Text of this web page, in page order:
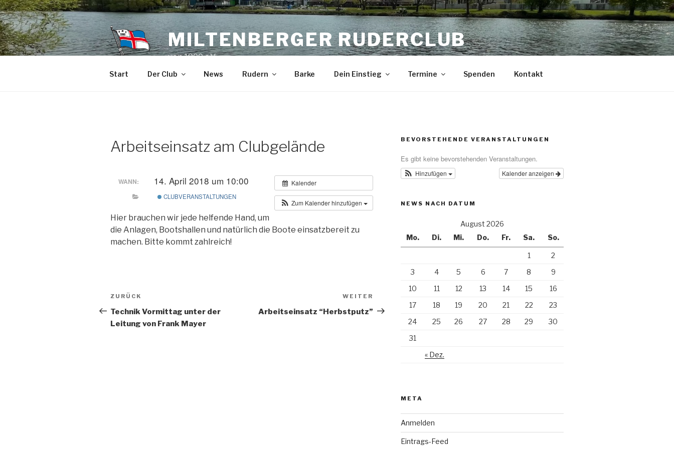
Zum
Inhalt
springen
MILTENBERGER RUDERCLUB
von 1900 e.V.
Start Der Club News Rudern Barke Dein Einstieg Termine Spenden Kontakt
Arbeitseinsatz am Clubgelände
Kalender
Zum Kalender hinzufügen
WANN: 14. April 2018 um 10:00
CLUBVERANSTALTUNGEN
Hier brauchen wir jede helfende Hand, um
die Anlagen, Bootshallen und natürlich die Boote einsatzbereit zu
machen. Bitte kommt zahlreich!
Beitragsnavigation
Vorheriger
Beitrag
ZURÜCK
Technik Vormittag unter der
Leitung von Frank Mayer
Beitrag
WEITER
Arbeitseinsatz “Herbstputz”
BEVORSTEHENDE VERANSTALTUNGEN
Es gibt keine bevorstehenden Veranstaltungen.
Kalender anzeigen
Hinzufügen
NEWS NACH DATUM
August 2026
Mo.
Di. Mi. Do. Fr. Sa. So.
« Dez.
1
2
3
4 5 6 7 8
9
10
11 12 13 14 15
16
17
18 19 20 21 22
23
24
25 26 27 28 29
30
31
META
Anmelden
Eintrags-Feed